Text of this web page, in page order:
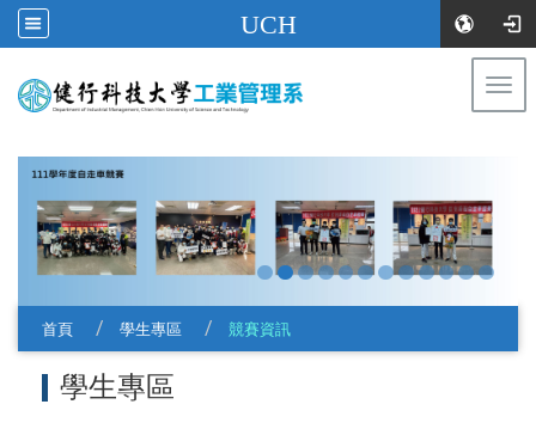
UCH
首頁 學生專區 競賽資訊
學生專區